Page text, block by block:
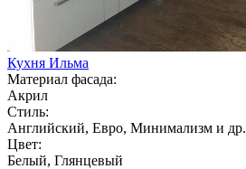
Кухня Ильма
Материал фасада:
Акрил
Стиль:
Английский, Евро, Минимализм и др.
Цвет:
Белый, Глянцевый